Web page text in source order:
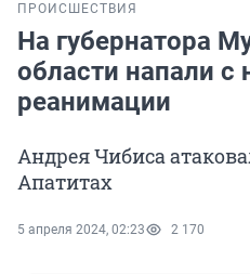
ПРОИСШЕСТВИЯ
На губернатора
области напали
реанимации
Андрея Чибиса
Апатитах
5 апреля 2024, 02:23 2 170